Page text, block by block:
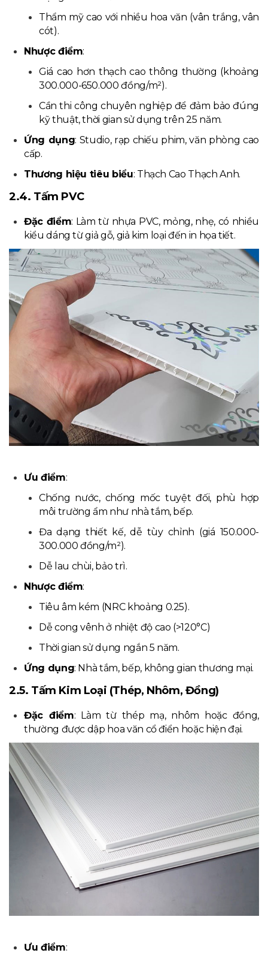
Thẩm mỹ cao với nhiều hoa văn (vân trắng, vân
cót).
Nhược điểm:
Giá cao hơn thạch cao thông thường (khoảng
300.000-650.000 đồng/m²).
Cần thi công chuyên nghiệp để đảm bảo đúng
kỹ thuật, thời gian sử dụng trên 25 năm.
Ứng dụng: Studio, rạp chiếu phim, văn phòng cao
cấp.
Thương hiệu tiêu biểu: Thạch Cao Thạch Anh.
2.4. Tấm PVC
Đặc điểm: Làm từ nhựa PVC, mỏng, nhẹ, có nhiều
kiểu dáng từ giả gỗ, giả kim loại đến in họa tiết.
Ưu điểm:
Chống nước, chống mốc tuyệt đối, phù hợp
môi trường ẩm như nhà tắm, bếp.
Đa dạng thiết kế, dễ tùy chỉnh (giá 150.000-
300.000 đồng/m²).
Dễ lau chùi, bảo trì.
Nhược điểm:
Tiêu âm kém (NRC khoảng 0.25).
Dễ cong vênh ở nhiệt độ cao (>120°C)
Thời gian sử dụng ngắn 5 năm.
Ứng dụng: Nhà tắm, bếp, không gian thương mại.
2.5. Tấm Kim Loại (Thép, Nhôm, Đồng)
Đặc điểm: Làm từ thép mạ, nhôm hoặc đồng,
thường được dập hoa văn cổ điển hoặc hiện đại.
Ưu điểm: